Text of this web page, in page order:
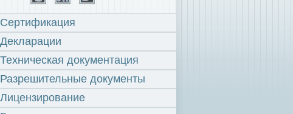
Сертификация
Декларации
Техническая документация
Разрешительные документы
Лицензирование